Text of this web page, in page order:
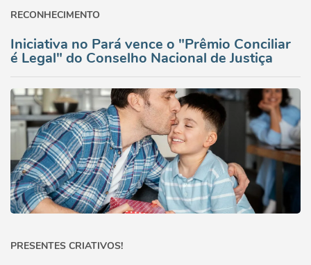
RECONHECIMENTO
Iniciativa no Pará vence o "Prêmio Conciliar
é Legal" do Conselho Nacional de Justiça
PRESENTES CRIATIVOS!